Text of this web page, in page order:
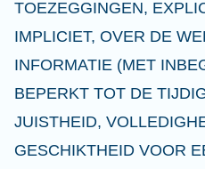
TOEZEGGINGEN,
IMPLICIET, OVER DE
INFORMATIE (MET
BEPERKT TOT DE
JUISTHEID,
GESCHIKTHEID VOOR